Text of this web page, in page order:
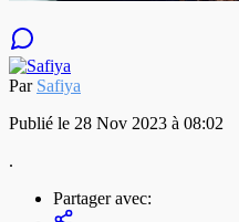
Par Safiya
Publié le 28 Nov 2023 à 08:02
.
Partager avec: